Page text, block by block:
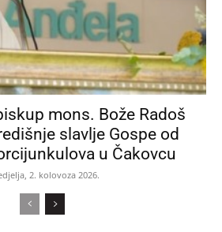
mons. Bože Radoš
slavlje Gospe od
u Čakovcu
2. kolovoza 2026.